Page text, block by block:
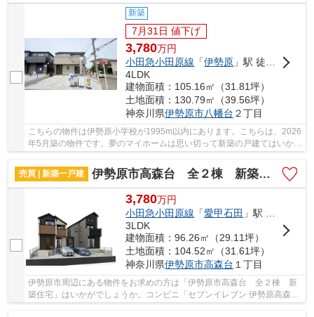
新築
7月31日 値下げ
3,780万円
小田急小田原線 「伊勢原 」駅 徒歩21分
4LDK
建物面積：105.16㎡（31.81坪）
土地面積：130.79㎡（39.56坪）
神奈川県伊勢原市八幡台 ２丁目
こちらの物件は伊勢原小学校が1995m以内にあります。こちらは、2026
年5月築の物件です。夢のマイホームは思い切って新築の戸建てはいかが
売買 | 新築一戸建
伊勢原市高森台 全２棟 新築住宅
3,780万円
小田急小田原線 「愛甲石田 」駅 徒歩20分
3LDK
建物面積：96.26㎡（29.11坪）
土地面積：104.52㎡（31.61坪）
神奈川県伊勢原市高森台 １丁目
伊勢原市周辺にある物件をお求めの方は「伊勢原市高森台 全２棟 新
築住宅」はいかがでしょうか。コンビニ「セブンイレブン 伊勢原高森